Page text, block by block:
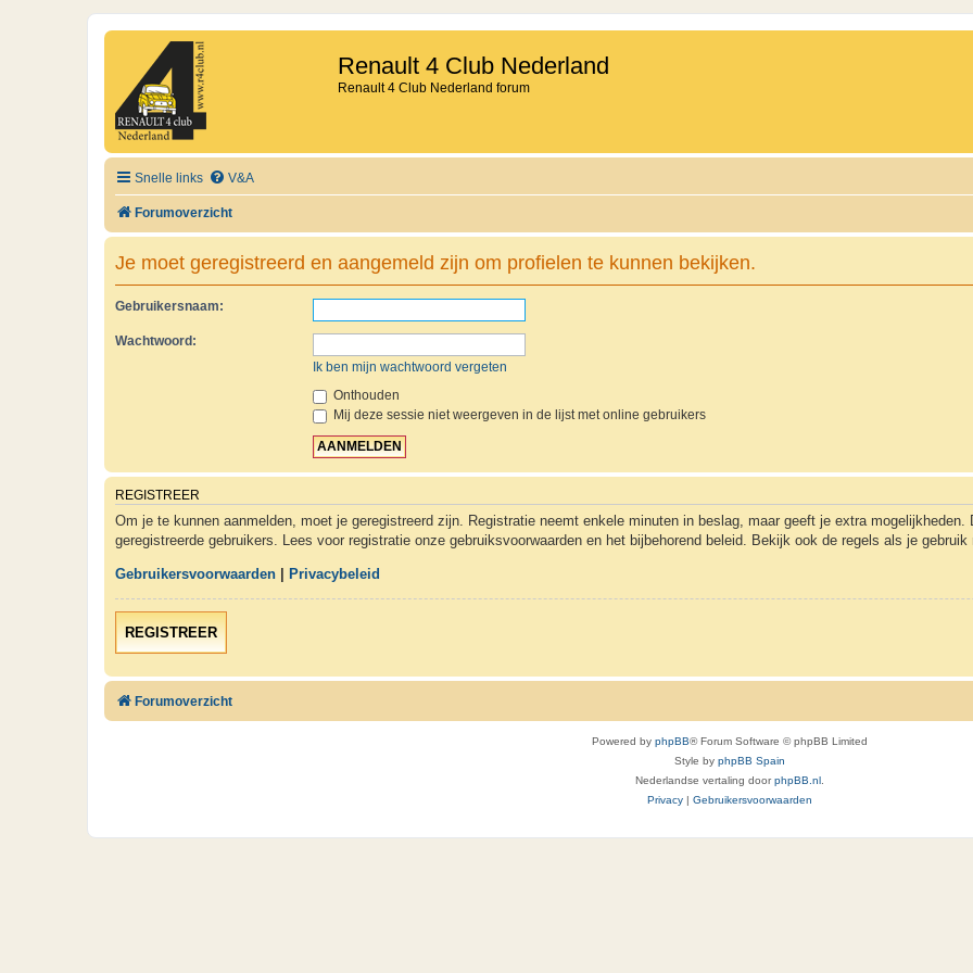
Renault 4 Club Nederland
Renault 4 Club Nederland forum
Snelle links V&A
Forumoverzicht
Je moet geregistreerd en aangemeld zijn om profielen te kunnen bekijken.
Gebruikersnaam:
Wachtwoord:
Ik ben mijn wachtwoord vergeten
Onthouden
Mij deze sessie niet weergeven in de lijst met online gebruikers
REGISTREER
Om je te kunnen aanmelden, moet je geregistreerd zijn. Registratie neemt enkele minuten in beslag, maar geeft je extra
geregistreerde gebruikers. Lees voor registratie onze gebruiksvoorwaarden en het bijbehorend beleid. Bekijk ook de regels als je
Gebruikersvoorwaarden Privacybeleid
REGISTREER
Forumoverzicht
Powered by phpBB® Forum Software © phpBB Limited
Style by phpBB Spain
Nederlandse vertaling doorphpBB.nl .
Privacy
Gebruikersvoorwaarden